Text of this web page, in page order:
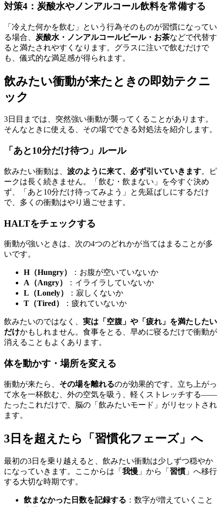
対策4：炭酸水やノンアルコール飲料を常備する
「冷えた何かを飲む」という行為そのものが習慣になってい
る場合、 炭酸水・ノンアルコールビール・お茶などで代替す
ると満たされやすくなります。グラスに注いで飲むだけで
も、儀式的な満足感が得られます。
飲みたい衝動が来たときの即効テクニ
ック
3日目までは、突然強い衝動が襲ってくることがあります。
そんなときに使える、その場でできる対処法を紹介します。
「あと10分だけ待つ」ルール
飲みたい衝動は、 波のように来て、必ず引いていきます。ピ
ークは長く続きません。「飲む・飲まない」を今すぐ決め
ず、「あと10分だけ待ってみよう」と先延ばしにするだけ
で、多くの衝動はやり過ごせます。
HALTをチェックする
衝動が強いときは、次の4つのどれかが当てはまることが多
いです。
H（Hungry）
：お腹が空いていないか
A（Angry）
：イライラしていないか
L（Lonely）
：寂しくないか
T（Tired）
：疲れていないか
飲みたいのではなく、 実は「空腹」や「疲れ」を満たしたい
だけかもしれません。食事をとる、早めに寝るだけで衝動が
消えることもよくあります。
体を動かす・場所を変える
衝動が来たら、 その場を離れるのが効果的です。立ち上がっ
て水を一杯飲む、外の空気を吸う、軽くストレッチする——
たったこれだけで、脳の「飲みたいモード」がリセットされ
ます。
3日を超えたら「習慣化フェーズ」へ
最初の3日を乗り越えると、飲みたい衝動は少しずつ穏やか
になっていきます。ここからは「 我慢 」から「 習慣」へ移行
する大切な時期です。
飲まなかった日数を記録する ：数字が増えていくこと